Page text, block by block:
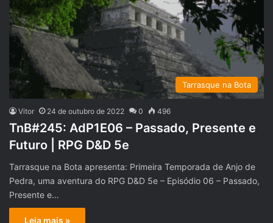
Tarrasque na Bota
Vitor 24 de outubro de 2022 0 496
TnB#245: AdP1E06 – Passado, Presente e
Futuro | RPG D&D 5e
Tarrasque na Bota apresenta: Primeira Temporada de Anjo de
Pedra, uma aventura do RPG D&D 5e – Episódio 06 – Passado,
Presente e…
Leia mais »